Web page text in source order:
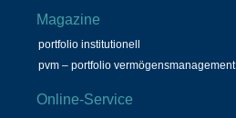
Magazine
portfolio institutionell
pvm – portfolio vermögensmanagement
Online-Service